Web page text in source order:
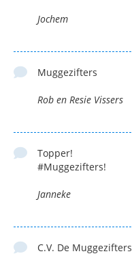
Jochem
Muggezifters
Rob en Resie Vissers
Topper!
#Muggezifters!
Janneke
C.V. De Muggezifters